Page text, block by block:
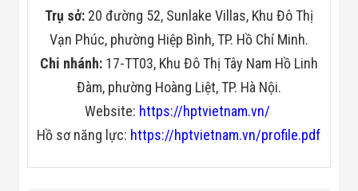
Trụ sở: 20 đường 52, Sunlake Villas, Khu Đô Thị
Vạn Phúc, phường Hiệp Bình, TP. Hồ Chí Minh.
Chi nhánh:17-TT03, Khu Đô Thị Tây Nam Hồ Linh
Đàm, phường Hoàng Liệt, TP. Hà Nội.
Website: https://hptvietnam.vn/
Hồ sơ năng lực: https://hptvietnam.vn/profile.pdf